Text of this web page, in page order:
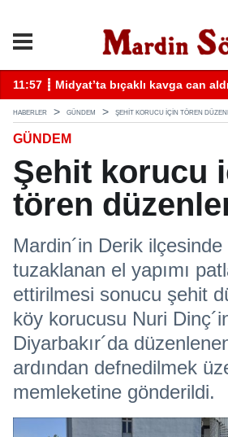
11:57 ┋ Midyat’ta bıçaklı kavga can aldı
HABERLER GÜNDEM ŞEHIT KORUCU IÇIN TÖREN
GÜNDEM
Şehit korucu
tören
Mardin´in Derik
tuzaklanan el yapımı
ettirilmesi sonucu şehit
köy korucusu Nuri
Diyarbakır´da
ardından defnedilmek
memleketine gönderildi.